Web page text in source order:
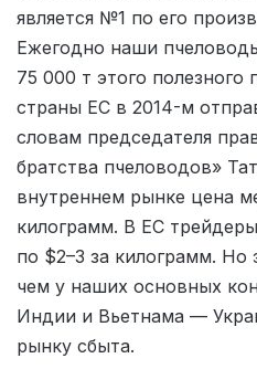
является №1 по его
Ежегодно наши
75 000 т этого полезного
страны ЕС в 2014-м
словам председателя
братства пчеловодов»
внутреннем рынке цена
килограмм. В ЕС
по $2–3 за килограмм. Но
чем у наших основных
Индии и Вьетнама —
рынку сбыта.